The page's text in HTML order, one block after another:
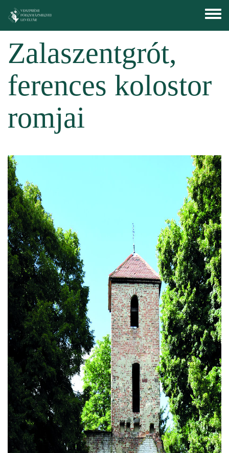
Toggle
menu
Zalaszentgrót,
ferences kolostor
romjai